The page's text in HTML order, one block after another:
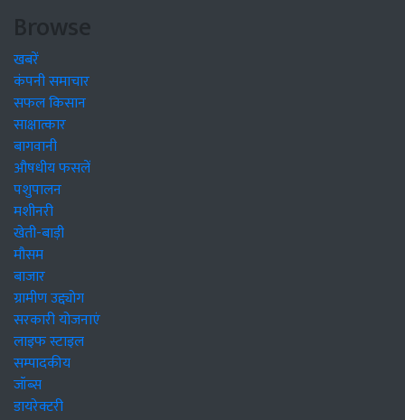
Browse
खबरें
कंपनी समाचार
सफल किसान
साक्षात्कार
बागवानी
औषधीय फसलें
पशुपालन
मशीनरी
खेती-बाड़ी
मौसम
बाजार
ग्रामीण उद्द्योग
सरकारी योजनाएं
लाइफ स्टाइल
सम्पादकीय
जॉब्स
डायरेक्टरी